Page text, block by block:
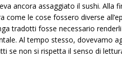
ancora assaggiato il sushi. Alla
come le cose fossero diverse
tradotti fosse necessario
Al tempo stesso, dovevamo
non si rispetta il senso di